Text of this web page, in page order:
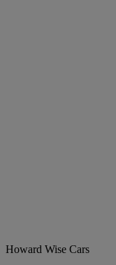
Howard Wise Cars